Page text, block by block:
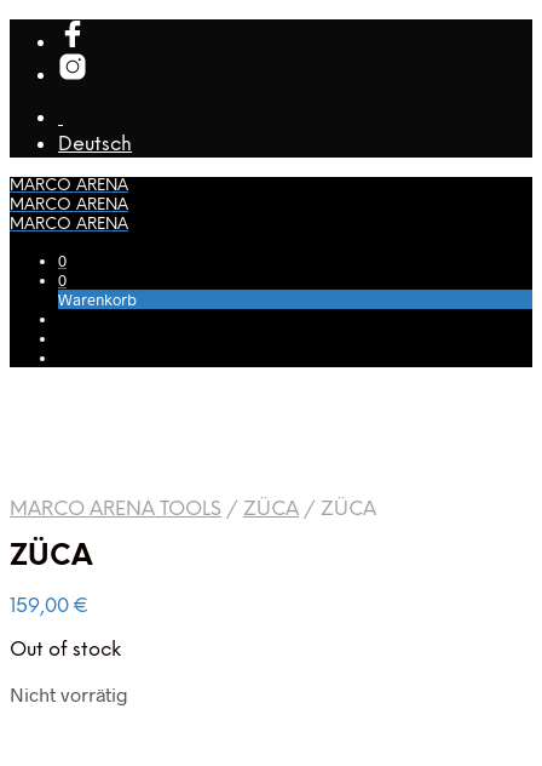
Deutsch
MARCO ARENA
MARCO ARENA
MARCO ARENA
0
0
Warenkorb
MARCO ARENA TOOLS / ZÜCA / ZÜCA
ZÜCA
159,00 €
Out of stock
Nicht vorrätig